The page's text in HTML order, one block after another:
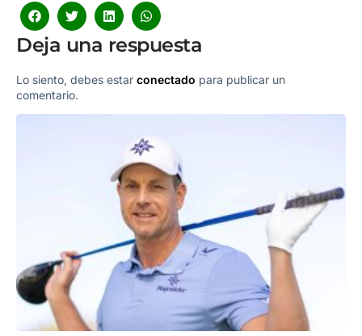
Deja una respuesta
Lo siento, debes estar conectado para publicar un
comentario.